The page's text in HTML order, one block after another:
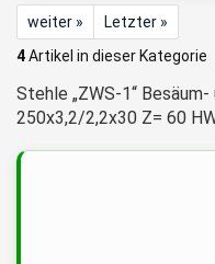
weiter »
Letzter »
4Artikel in dieser Kategorie
Stehle „ZWS-1“
250x3,2/2,2x30 Z= 60